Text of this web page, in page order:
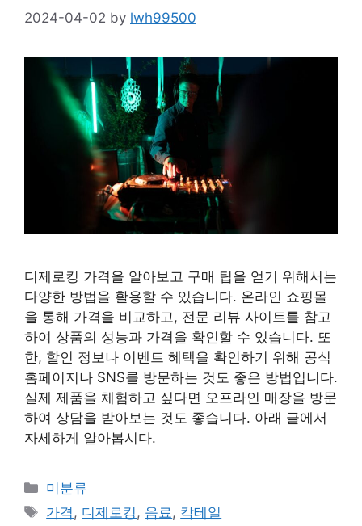
2024-04-02 by lwh99500
디제로킹 가격을 알아보고 구매 팁을 얻기 위해서는
다양한 방법을 활용할 수 있습니다. 온라인 쇼핑몰
을 통해 가격을 비교하고, 전문 리뷰 사이트를 참고
하여 상품의 성능과 가격을 확인할 수 있습니다. 또
한, 할인 정보나 이벤트 혜택을 확인하기 위해 공식
홈페이지나 SNS를 방문하는 것도 좋은 방법입니다.
실제 제품을 체험하고 싶다면 오프라인 매장을 방문
하여 상담을 받아보는 것도 좋습니다. 아래 글에서
자세하게 알아봅시다.
Categories
미분류
Tags
가격, 디제로킹, 음료, 칵테일